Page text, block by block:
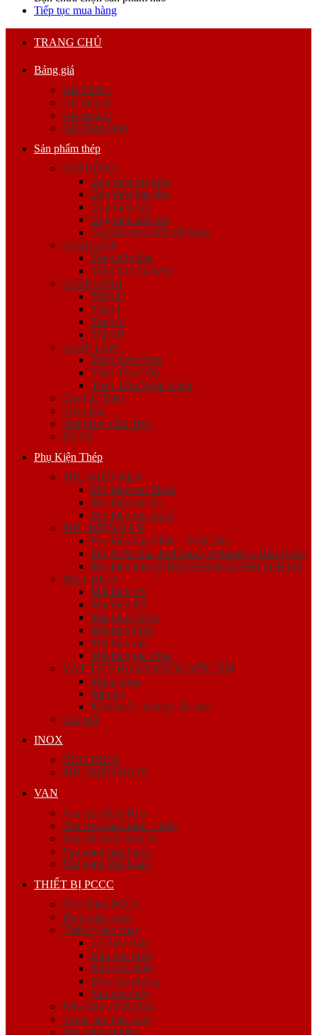
Tiếp tục mua hàng
TRANG CHỦ
Bảng giá
Giá Thép I
Giá thép H
Giá thép U
Giá Thép Hộp
Sản phẩm thép
THÉP ỐNG
Ống thép mạ kẽm
Ống thép hàn đen
Ống thép đúc
Ống thép siêu âm
Ống lốc theo đơn đặt hàng
THÉP HỘP
Thép hộp đen
Thép hộp mạ kẽm
THÉP HÌNH
Thép U
Thép I
Thép V
Thép H
THÉP TẤM
Thép Tấm Trơn
Thép Tấm Gân
Thép Tấm Nhập Khẩu
Cọc Cừ Thép
Thép Đặc
Thép Ray Cầu Trục
Xà Gồ
Phụ Kiện Thép
PHỤ KIỆN REN
Phụ kiện ren Mech
Phụ kiện ren K1
Phụ kiện ren giá rẻ
PHỤ KIỆN HÀN
Phụ kiện hàn FKK – Nhật Bản
Phụ Kiện Hàn Jinil bend (Dybend) – Hàn Quốc
Phụ kiện hàn SCH20 SCH40 SCH80 SCH160
MẶT BÍCH
Mặt bích JIS
Mặt bích BS
Mặt bích ANSI
Mặt bích DIN
Mặt bích mù
Mặt bích gia công
VẬT TƯ KHOAN NHỒI, SIÊU ÂM
Măng sông
Nắp bịt
Kẽm buộc, bulong, ốc viss
Cóc nối
INOX
ỐNG INOX
PHỤ KIỆN INOX
VAN
Van ren Minh Hòa
Van ren Giacomini – Italy
Van mặt bích Shin Yi
Van gang hàn Quốc
Van gang Đài Loan
THIẾT BỊ PCCC
Ống Thép PCCC
Bình chữa cháy
Thiết bị báo cháy
Còi báo cháy
Đầu báo khói
Đầu báo nhiệt
Đèn báo phòng
Nút báo cháy
Đầu phun chữa cháy
Trung tâm báo cháy
Van công nghiệp